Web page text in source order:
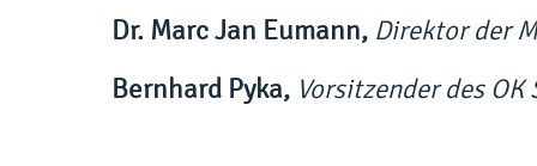
Dr. Marc Jan Eumann, Direktor der
Bernhard Pyka, Vorsitzender des